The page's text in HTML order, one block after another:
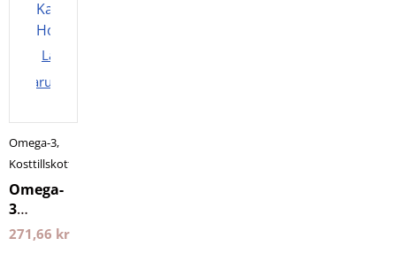
Lägg i
varukorgen
Omega-3,
Kosttillskott
Omega-
3
Algolja
271,66 kr